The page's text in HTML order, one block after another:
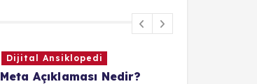
Dijital Ansiklopedi
Meta Açıklaması Nedir?